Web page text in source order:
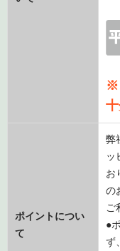
※
ポイントについ
て
弊
ッ
お
の
ご
●
ず